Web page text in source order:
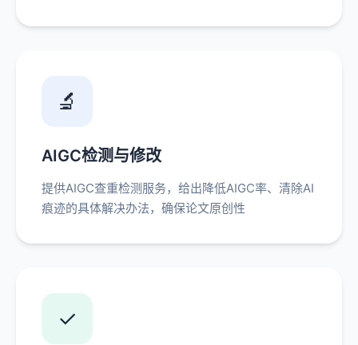
🔬
AIGC检测与修改
提供AIGC查重检测服务，给出降低AIGC率、清除AI
痕迹的具体解决办法，确保论文原创性
✓